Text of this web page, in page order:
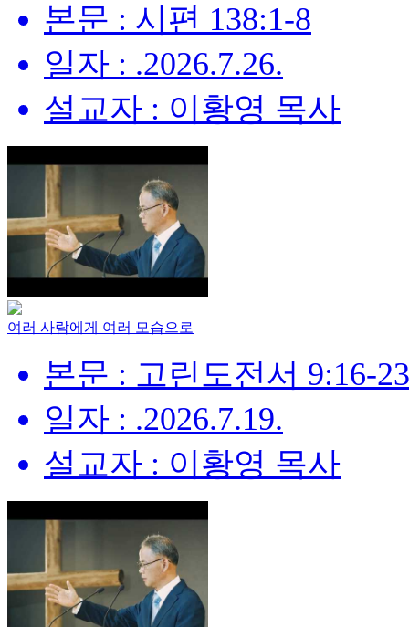
본문 : 시편 138:1-8
일자 : .2026.7.26.
설교자 : 이황영 목사
여러 사람에게 여러 모습으로
본문 : 고린도전서 9:16-23
일자 : .2026.7.19.
설교자 : 이황영 목사